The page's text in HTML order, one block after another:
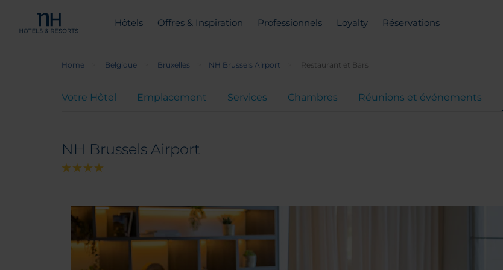
Hôtels Offres & Inspiration Professionnels Loyalty Réservations
Home Belgique Bruxelles NH Brussels Airport Restaurant et Bars
Votre Hôtel Emplacement Services Chambres Réunions et événements
NH Brussels Airport